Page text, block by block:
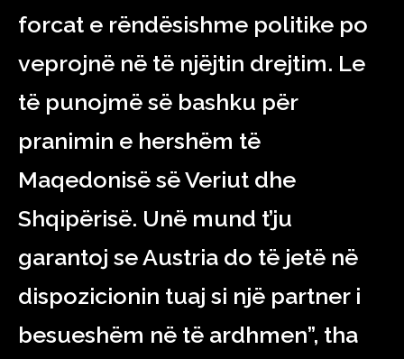
forcat e rëndësishme politike po
veprojnë në të njëjtin drejtim. Le
të punojmë së bashku për
pranimin e hershëm të
Maqedonisë së Veriut dhe
Shqipërisë. Unë mund t’ju
garantoj se Austria do të jetë në
dispozicionin tuaj si një partner i
besueshëm në të ardhmen”, tha